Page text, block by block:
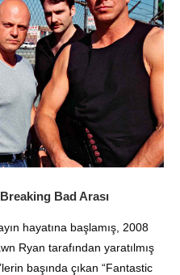
Bad Arası
hayatına başlamış, 2008
Ryan tarafından yaratılmış
başında çıkan “Fantastic